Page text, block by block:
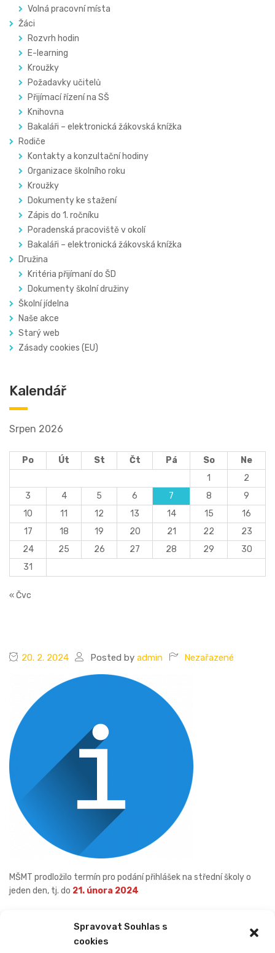
Spravovat Souhlas s
cookies
Volná pracovní místa
Žáci
Rozvrh hodin
E-learning
Kroužky
Požadavky učitelů
Přijímací řízení na SŠ
Knihovna
Bakaláři – elektronická žákovská knížka
Rodiče
Kontakty a konzultační hodiny
Organizace školního roku
Kroužky
Dokumenty ke stažení
Zápis do 1. ročníku
Poradenská pracoviště v okolí
Bakaláři – elektronická žákovská knížka
Družina
Kritéria přijímaní do ŠD
Dokumenty školní družiny
Školní jídelna
Naše akce
Starý web
Zásady cookies (EU)
Kalendář
Srpen 2026
Po Út St Čt Pá So
Ne
1
2
3
4 5 6 7 8
9
10
11 12 13 14 15
16
17
18 19 20 21 22
23
24
25 26 27 28 29
30
31
« Čvc
20. 2. 2024 Posted by admin Nezařazené
MŠMT prodložilo termín pro podání přihlášek na střední školy o
jeden den, tj. do 21. února 2024
NEXT